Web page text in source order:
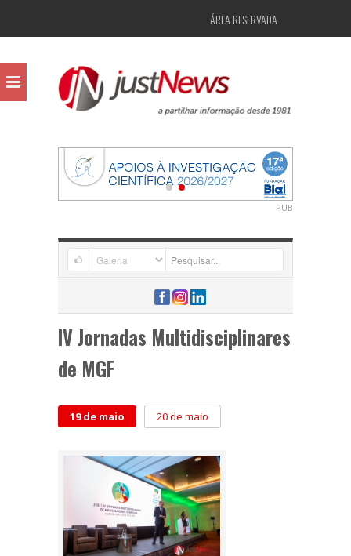
ÁREA RESERVADA
PUB
IV Jornadas Multidisciplinares
de MGF
19 de maio 20 de maio